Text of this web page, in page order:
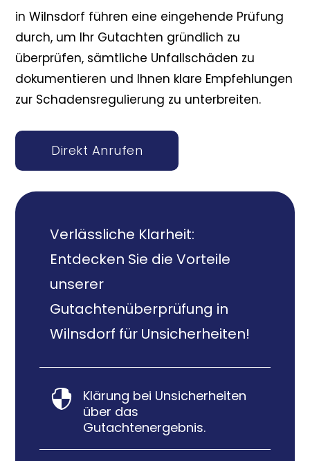
in Wilnsdorf führen eine eingehende Prüfung
durch, um Ihr Gutachten gründlich zu
überprüfen, sämtliche Unfallschäden zu
dokumentieren und Ihnen klare Empfehlungen
zur Schadensregulierung zu unterbreiten.
Direkt Anrufen
Verlässliche Klarheit:
Entdecken Sie die Vorteile
unserer
Gutachtenüberprüfung in
Wilnsdorf für Unsicherheiten!

Klärung bei Unsicherheiten
über das
Gutachtenergebnis.